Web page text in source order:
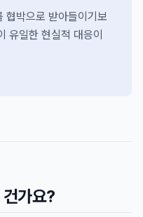
협박으로 받아들이기보
유일한 현실적 대응이
가요?